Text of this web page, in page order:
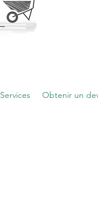
Services Obtenir un